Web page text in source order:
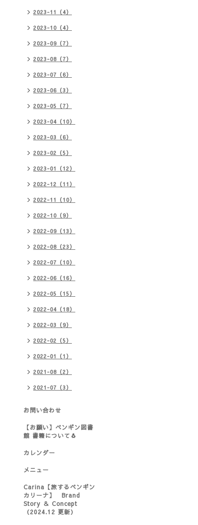
2023-11（4）
2023-10（4）
2023-09（7）
2023-08（7）
2023-07（6）
2023-06（3）
2023-05（7）
2023-04（10）
2023-03（6）
2023-02（5）
2023-01（12）
2022-12（11）
2022-11（10）
2022-10（9）
2022-09（13）
2022-08（23）
2022-07（10）
2022-06（16）
2022-05（15）
2022-04（18）
2022-03（9）
2022-02（5）
2022-01（1）
2021-08（2）
2021-07（3）
お問い合わせ
【お願い】ペンギン図書
館 書籍について🐧
カレンダー
メニュー
Carina【旅するペンギン
カリーナ】 Brand
Story ＆ Concept
（2024.12 更新）